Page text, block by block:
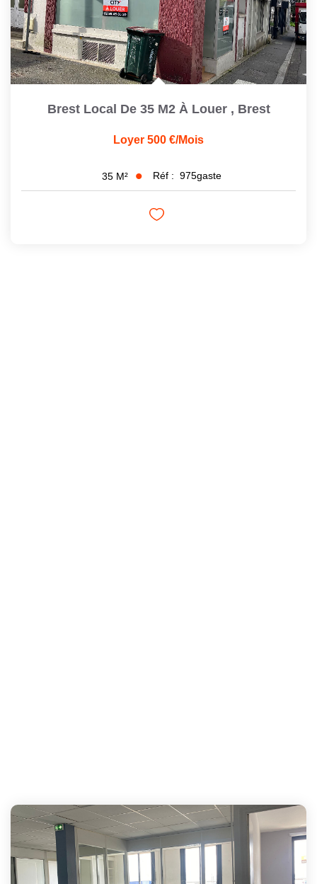
Brest Local De 35 M2 À Louer , Brest
Loyer 500 €/mois
35 M² Réf : 975gaste